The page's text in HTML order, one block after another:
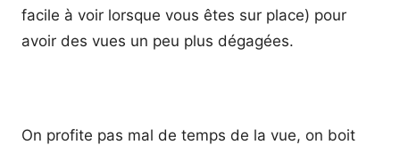
facile à voir lorsque vous êtes sur place) pour
avoir des vues un peu plus dégagées.
On profite pas mal de temps de la vue, on boit